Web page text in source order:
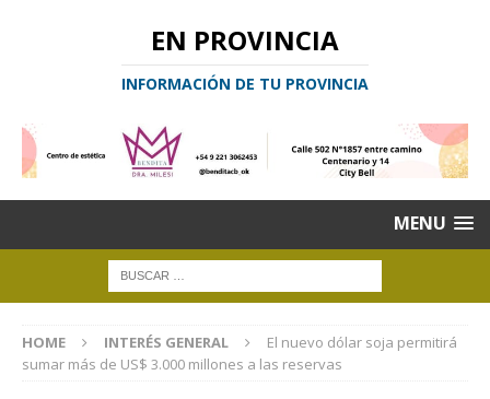
EN PROVINCIA
INFORMACIÓN DE TU PROVINCIA
MENU
HOME INTERÉS GENERAL
El nuevo dólar soja permitirá
sumar más de US$ 3.000 millones a las reservas